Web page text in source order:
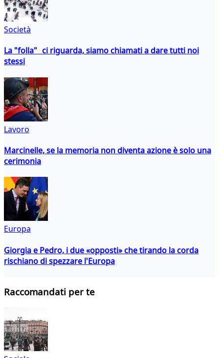
Società
La "folla" ci riguarda, siamo chiamati a dare tutti noi
stessi
Lavoro
Marcinelle, se la memoria non diventa azione è solo una
cerimonia
Europa
Giorgia e Pedro, i due «opposti» che tirando la corda
rischiano di spezzare l'Europa
Raccomandati per te